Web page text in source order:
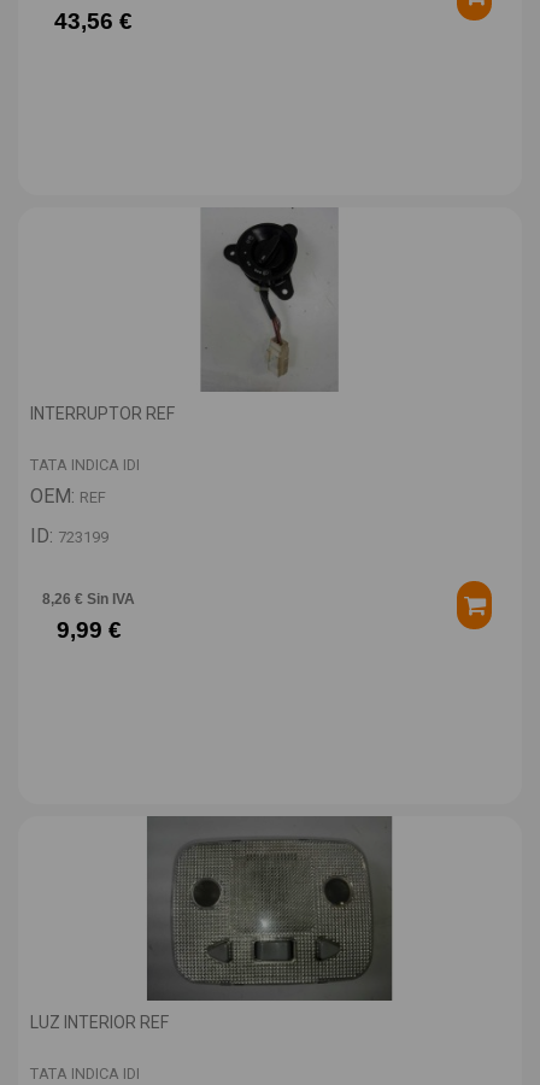
43,56 €
INTERRUPTOR REF
TATA INDICA IDI
OEM: REF
ID: 723199
8,26 € Sin IVA
9,99 €
LUZ INTERIOR REF
TATA INDICA IDI